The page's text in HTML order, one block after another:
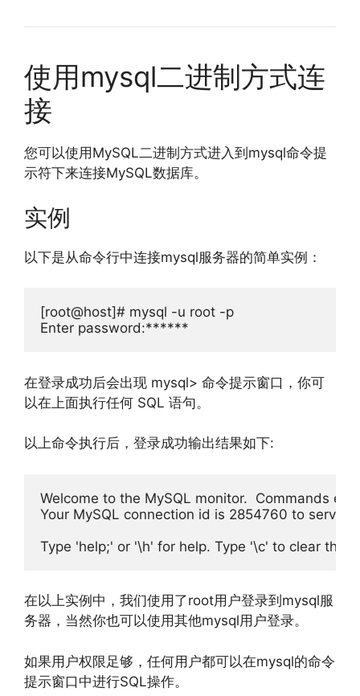
使用mysql二进制方式连
接
您可以使用MySQL二进制方式进入到mysql命令提
示符下来连接MySQL数据库。
实例
以下是从命令行中连接mysql服务器的简单实例：
[root@host]# mysql -u root -
Enter password:******
在登录成功后会出现 mysql> 命令提示窗口，你可
以在上面执行任何 SQL 语句。
以上命令执行后，登录成功输出结果如下:
Welcome to the MySQL monitor. Commands end
Your MySQL connection id is 2854760 to server
Type 'help;' or '\h' for help. Type '\c' to clear the
在以上实例中，我们使用了root用户登录到mysql服
务器，当然你也可以使用其他mysql用户登录。
如果用户权限足够，任何用户都可以在mysql的命令
提示窗口中进行SQL操作。